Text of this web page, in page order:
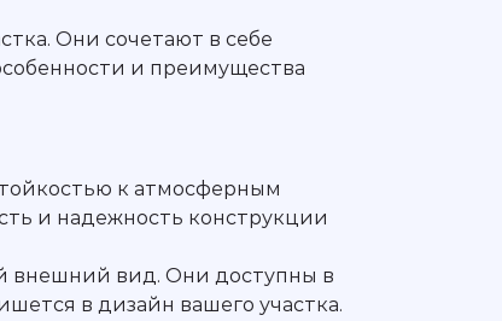
Они сочетают в себе
и преимущества
к атмосферным
и надежность конструкции
внешний вид. Они доступны в
в дизайн вашего участка.